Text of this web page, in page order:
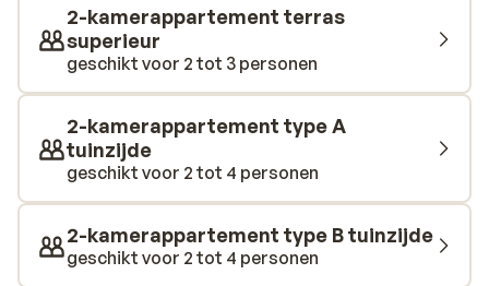
ontdekkingen, is Hotel Sofi de ideale uitvalsbasis voor
je vakantie. Bij Hotel Sofi kun je niet alleen genieten van
een comfortabele accommodatie, maar ook van
diverse voorzieningen die je verblijf onvergetelijk
maken. Huur een normale of elektrische fiets en verken
de schilderachtige omgeving op je eigen tempo. Voor
de culinaire liefhebbers zijn er huisgemaakte
maaltijden beschikbaar voor ontbijt, lunch of diner. Op
supermarktje, ideaal voor al je dagelijkse
benodigdheden. Hier voel je je meteen thuis!
2-kamerappartement terras
superieur
geschikt voor 2 tot 3 personen
2-kamerappartement type A
tuinzijde
geschikt voor 2 tot 4 personen
2-kamerappartement type B tuinzijde
geschikt voor 2 tot 4 personen